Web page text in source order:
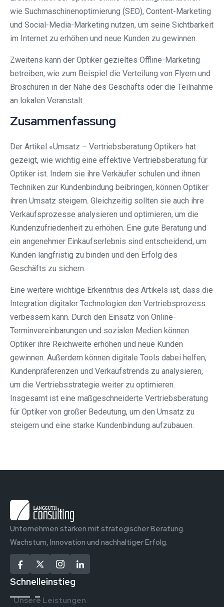
wie Suchmaschinenoptimierung (SEO), Content-Marketing
und Social-Media-Marketing nutzen, um seine Sichtbarkeit
im Internet zu erhöhen und neue Kunden zu gewinnen.
Zweitens kann der Optiker gezieltes Offline-Marketing
betreiben, wie zum Beispiel die Verteilung von Flyern und
Broschüren in der Nähe des Geschäfts oder die Teilnahme
an lokalen Veranstalt
Zusammenfassung
Der Artikel «Umsatz – Vertriebsberatung Optiker» hat
gezeigt, wie wichtig eine effektive Vertriebsberatung für
Optiker ist. Indem sie ihre Verkäufer schulen und ihnen
Techniken zur Kundenbindung beibringen, können Optiker
ihren Umsatz steigern. Gleichzeitig sollten sie auch ihre
Verkaufsprozesse analysieren und optimieren, um die
Kundenzufriedenheit zu erhöhen. Eine gute Beratung und
ein angenehmer Einkaufserlebnis sind entscheidend, um
Kunden langfristig zu binden und den Erfolg des
Geschäfts zu sichern.
Eine weitere wichtige Erkenntnis des Artikels ist, dass die
Integration digitaler Technologien den Vertriebsprozess
verbessern kann. Durch den Einsatz von Online-
Terminvereinbarungen und sozialen Medien können
Optiker ihre Reichweite erhöhen und neue Kunden
gewinnen. Außerdem können digitale Tools dabei helfen,
Kundenpräferenzen und Verkaufstrends zu analysieren,
um die Vertriebsstrategie weiter zu optimieren.
Insgesamt ist eine maßgeschneiderte Vertriebsberatung
für Optiker von großer Bedeutung, um den Umsatz zu
steigern und eine starke Kundenbindung aufzubauen.
Unternehmen stärken mit strategischer Beratung.
Wachstum, Innovation und nachhaltiger Erfolg.
Schnelleinstieg
Unsere Leistungen